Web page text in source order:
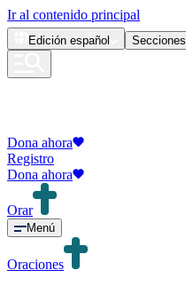
Ir al contenido principal
Edición español Secciones
Dona ahora
Registro
Dona ahora
Orar
Menú
Oraciones